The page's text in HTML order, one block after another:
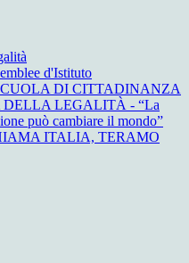
d'Istituto
DI CITTADINANZA
LEGALITÀ - “La
può cambiare il mondo”
ITALIA, TERAMO